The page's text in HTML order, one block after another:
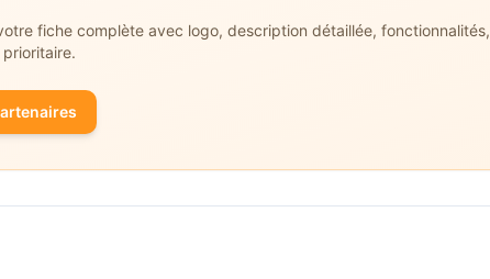
fiche complète avec logo, description détaillée, fonctionnalités,